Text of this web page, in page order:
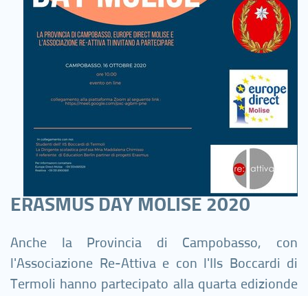
ERASMUS DAY MOLISE 2020
Anche la Provincia di Campobasso, con
l'Associazione Re-Attiva e con l'IIs Boccardi di
Termoli hanno partecipato alla quarta edizionde